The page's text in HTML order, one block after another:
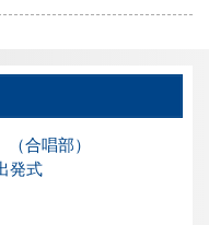
合唱部）
発式